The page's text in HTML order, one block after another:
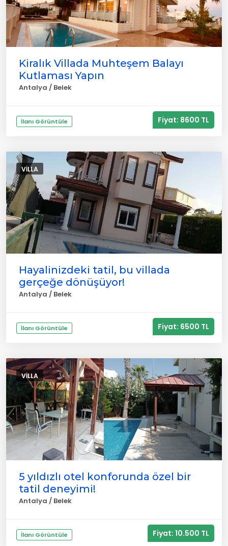
Kiralık Villada Muhteşem Balayı
Kutlaması Yapın
Antalya / Belek
İlanı Görüntüle Fiyat: 8600 TL
VILLA
Hayalinizdeki tatil, bu villada
gerçeğe dönüşüyor!
Antalya / Belek
İlanı Görüntüle Fiyat: 6500 TL
VILLA
5 yıldızlı otel konforunda özel bir
tatil deneyimi!
Antalya / Belek
İlanı Görüntüle Fiyat: 10.500 TL